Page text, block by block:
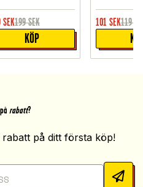
SEK199 SEK
KÖP
101 SEK119
rabatt?
på ditt första köp!